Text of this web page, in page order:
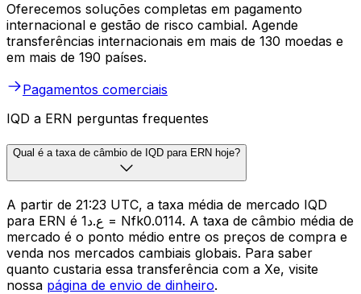
Oferecemos soluções completas em pagamento
internacional e gestão de risco cambial. Agende
transferências internacionais em mais de 130 moedas e
em mais de 190 países.
Pagamentos comerciais
IQD a ERN perguntas frequentes
Qual é a taxa de câmbio de IQD para ERN hoje?
A partir de 21:23 UTC, a taxa média de mercado IQD
para ERN é ع.د1 = Nfk0.0114. A taxa de câmbio média de
mercado é o ponto médio entre os preços de compra e
venda nos mercados cambiais globais. Para saber
quanto custaria essa transferência com a Xe, visite
nossa página de envio de dinheiro.